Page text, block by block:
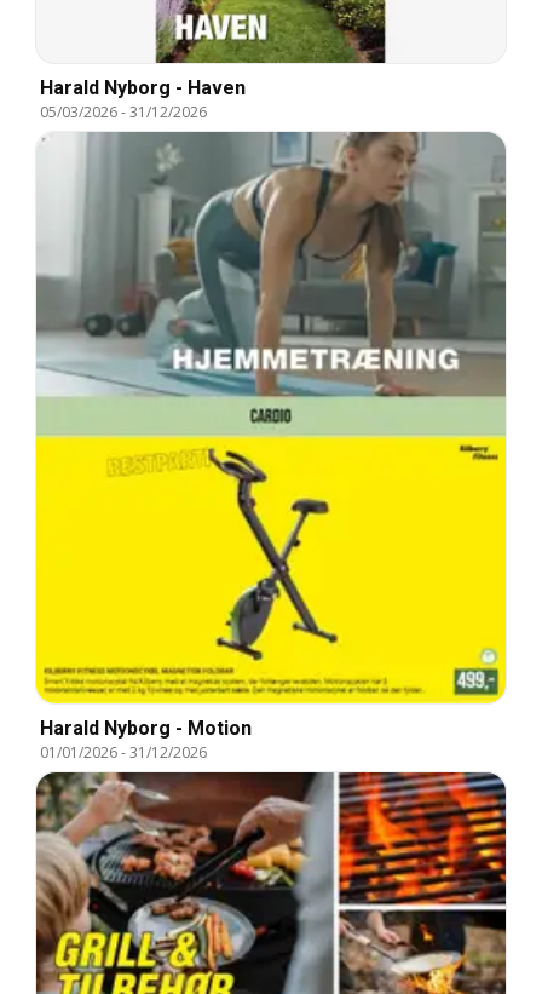
Harald Nyborg - Haven
05/03/2026-31/12/2026
Harald Nyborg - Motion
01/01/2026-31/12/2026